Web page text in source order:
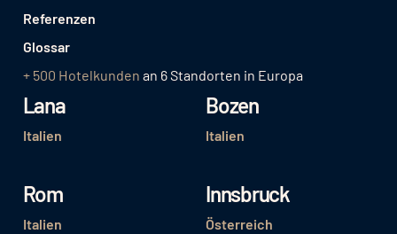
Referenzen
Glossar
+ 500 Hotelkunden an 6 Standorten in Europa
Lana
Italien
Bozen
Italien
Rom
Italien
Innsbruck
Österreich